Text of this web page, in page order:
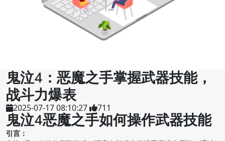
鬼泣4：恶魔之手掌握武器技能，
战斗力爆表
2025-07-17 08:10:27 711
鬼泣4恶魔之手如何操作武器技能
引言：